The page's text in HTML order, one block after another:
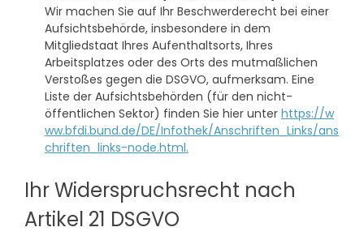
Wir machen Sie auf Ihr Beschwerderecht bei einer
Aufsichtsbehörde, insbesondere in dem
Mitgliedstaat Ihres Aufenthaltsorts, Ihres
Arbeitsplatzes oder des Orts des mutmaßlichen
Verstoßes gegen die DSGVO, aufmerksam. Eine
Liste der Aufsichtsbehörden (für den nicht-
öffentlichen Sektor) finden Sie hier unter https://w
ww.bfdi.bund.de/DE/Infothek/Anschriften_Links/ans
chriften_links-node.html.
Ihr Widerspruchsrecht nach
Artikel 21 DSGVO